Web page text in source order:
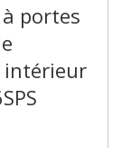
portes
intérieur